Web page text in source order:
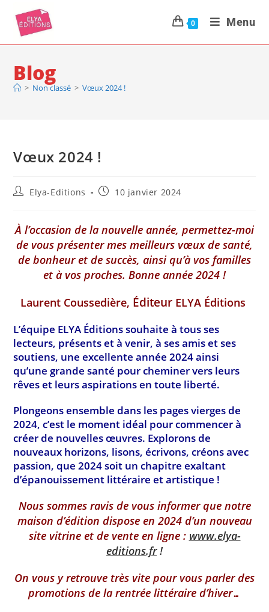
0 Menu
Blog
> Non classé > Vœux 2024 !
Vœux 2024 !
Elya-Editions 10 janvier 2024
À l’occasion de la nouvelle année, permettez-moi
de vous présenter mes meilleurs vœux de santé,
de bonheur et de succès, ainsi qu’à vos familles
et à vos proches. Bonne année 2024 !
Laurent Coussedière, Éditeur ELYA Éditions
L’équipe ELYA Éditions souhaite à tous ses
lecteurs, présents et à venir, à ses amis et ses
soutiens, une excellente année 2024 ainsi
qu’une grande santé pour cheminer vers leurs
rêves et leurs aspirations en toute liberté.
Plongeons ensemble dans les pages vierges de
2024, c’est le moment idéal pour commencer à
créer de nouvelles œuvres. Explorons de
nouveaux horizons, lisons, écrivons, créons avec
passion, que 2024 soit un chapitre exaltant
d’épanouissement littéraire et artistique !
Nous sommes ravis de vous informer que notre
maison d’édition dispose en 2024 d’un nouveau
site vitrine et de vente en ligne : www.elya-
editions.fr!
On vous y retrouve très vite pour vous parler des
promotions de la rentrée littéraire d’hiver…